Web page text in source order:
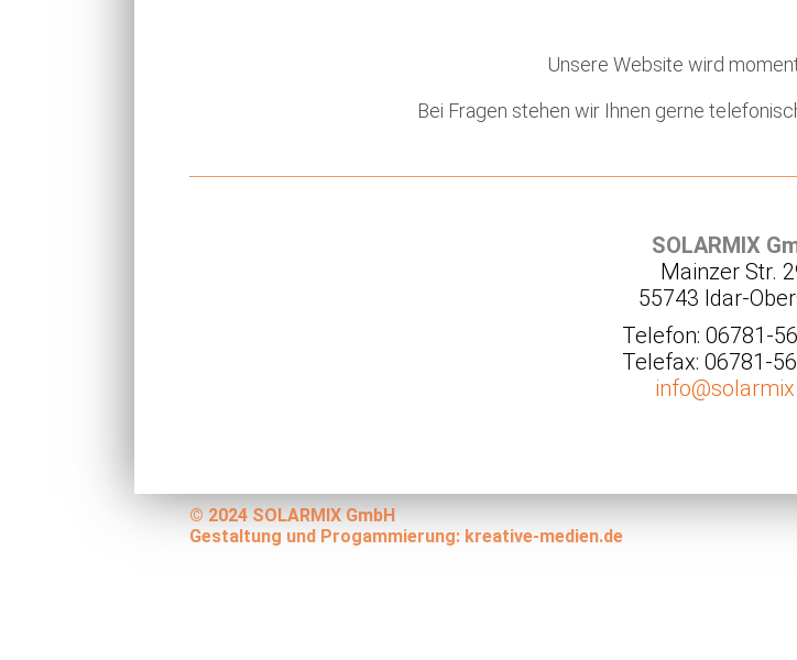
Unsere Website wird
Bei Fragen stehen wir Ihnen gerne
SOLARMIX
Mainzer Str.
55743 Idar-
Telefon: 06781-
Telefax: 06781-
© 2024 SOLARMIX GmbH
Gestaltung und Progammierung: kreative-medien.de